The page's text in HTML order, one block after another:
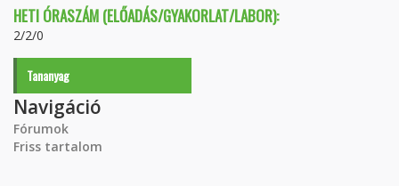
HETI ÓRASZÁM (ELŐADÁS/GYAKORLAT/LABOR):
2/2/0
Tananyag
Navigáció
Fórumok
Friss tartalom